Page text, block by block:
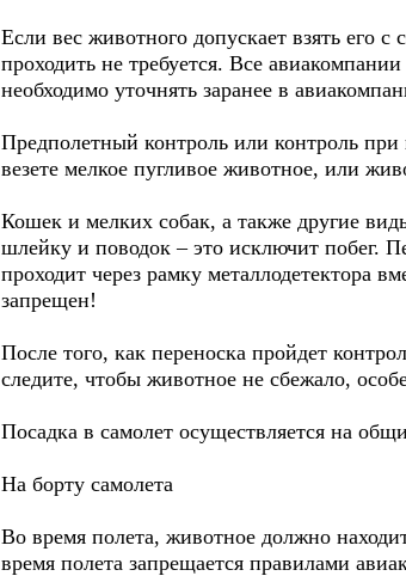
Если вес животного допускает взять его
проходить не требуется. Все
необходимо уточнять заранее в
Предполетный контроль или контроль
везете мелкое пугливое животное, или
Кошек и мелких собак, а также другие
шлейку и поводок – это исключит побег.
проходит через рамку металлодетектора
запрещен!
После того, как переноска пройдет
следите, чтобы животное не сбежало,
Посадка в самолет осуществляется на
На борту самолета
Во время полета, животное должно
время полета запрещается правилами